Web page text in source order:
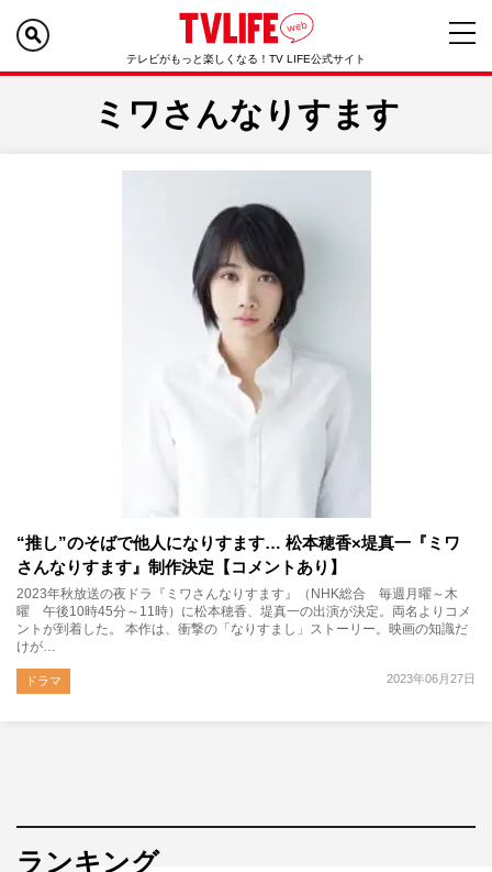
テレビがもっと楽しくなる！TV LIFE公式サイト
ミワさんなりすます
“推し”のそばで他人になりすます… 松本穂香×堤真一『ミワ
さんなりすます』制作決定【コメントあり】
2023年秋放送の夜ドラ『ミワさんなりすます』（NHK総合 毎週月曜～木
曜 午後10時45分～11時）に松本穂香、堤真一の出演が決定。両名よりコメ
ントが到着した。 本作は、衝撃の「なりすまし」ストーリー。映画の知識だ
けが…
2023年06月27日
ドラマ
ランキング